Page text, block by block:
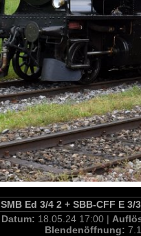
SMB Ed 3/4 2 + SBB-CFF E
Datum: 18.05.24 17:00 |
Blendenöffnung: